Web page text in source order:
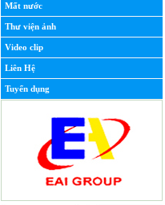
Mất nước
Thư viện ảnh
Video clip
Liên Hệ
Tuyển dụng